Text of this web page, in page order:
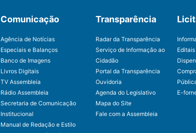
Comunicação
Agência de Notícias
Especiais e Balanços
Banco de Imagens
Livros Digitais
TV Assembleia
Rádio Assembleia
Secretaria de Comunicação
Institucional
Manual de Redação e Estilo
Transparência
Radar da Transparência
Serviço de Informação ao
Cidadão
Portal da Transparência
Ouvidoria
Agenda do Legislativo
Mapa do Site
Fale com a Assembleia
Editais
E-